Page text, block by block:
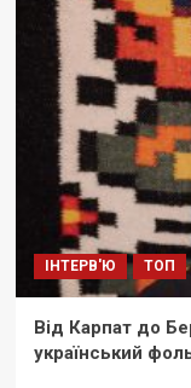
ІНТЕРВ'Ю ТОП
Від Карпат до
український